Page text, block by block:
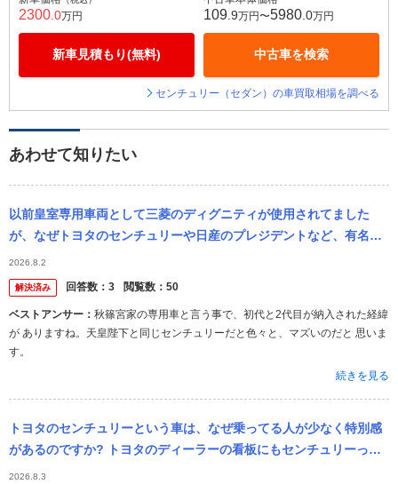
2300 .0万円
新車見積もり(無料)
109 .9万円〜5980 .0万円
中古車を検索
センチュリー（セダン）の車買取相場を調べる
あわせて知りたい
以前皇室専用車両として三菱のディグニティが使用されてました
が、なぜトヨタのセンチュリーや日産のプレジデントなど、有名ど
ころの高級車を採用せずにディグニティにしたんでしょうか？
2026.8.2
解決済み 回答数： 3 閲覧数： 50
ベストアンサー： 秋篠宮家の専用車と言う事で、初代と2代目が納入された経緯
が ありますね。天皇陛下と同じセンチュリーだと色々と、マズいのだと 思いま
す。
続きを見る
トヨタのセンチュリーという車は、なぜ乗ってる人が少なく特別感
があるのですか? トヨタのディーラーの看板にもセンチュリーって
書いてあるのを見たことがありません。裏メニュー的な取り扱いな
2026.8.3